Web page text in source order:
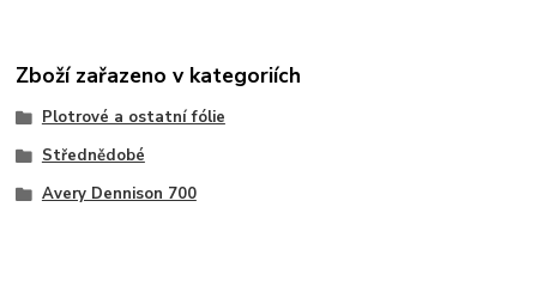
Zboží zařazeno v kategoriích
Plotrové a ostatní fólie
Střednědobé
Avery Dennison 700